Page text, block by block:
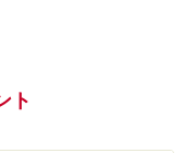
ト